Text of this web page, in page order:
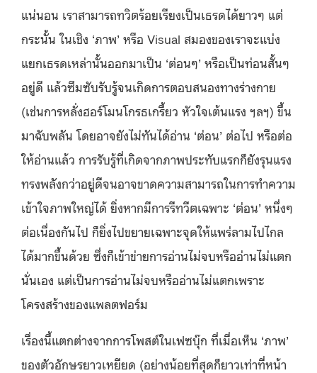
แน่นอน เราสามารถทวิตร้อยเรียงเป็นเธรดได้ยาวๆ แต่
กระนั้น ในเชิง ‘ภาพ’ หรือ Visual สมองของเราจะแบ่ง
แยกเธรดเหล่านั้นออกมาเป็น ‘ต่อนๆ’ หรือเป็นท่อนสั้นๆ
อยู่ดี แล้วซึมซับรับรู้จนเกิดการตอบสนองทางร่างกาย
(เช่นการหลั่งฮอร์โมนโกรธเกรี้ยว หัวใจเต้นแรง ฯลฯ) ขึ้น
มาฉับพลัน โดยอาจยังไม่ทันได้อ่าน ‘ต่อน’ ต่อไป หรือต่อ
ให้อ่านแล้ว การรับรู้ที่เกิดจากภาพประทับแรกก็ยังรุนแรง
ทรงพลังกว่าอยู่ดีจนอาจขาดความสามารถในการทำความ
เข้าใจภาพใหญ่ได้ ยิ่งหากมีการรีทวีตเฉพาะ ‘ต่อน’ หนึ่งๆ
ต่อเนื่องกันไป ก็ยิ่งไปขยายเฉพาะจุดให้แพร่ลามไปไกล
ได้มากขึ้นด้วย ซึ่งก็เข้าข่ายการอ่านไม่จบหรืออ่านไม่แตก
นั่นเอง แต่เป็นการอ่านไม่จบหรืออ่านไม่แตกเพราะ
โครงสร้างของแพลตฟอร์ม
เรื่องนี้แตกต่างจากการโพสต์ในเฟซบุ๊ก ที่เมื่อเห็น ‘ภาพ’
ของตัวอักษรยาวเหยียด (อย่างน้อยที่สุดก็ยาวเท่าที่หน้า